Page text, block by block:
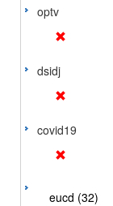
optv
dsidj
covid19
eucd (32)